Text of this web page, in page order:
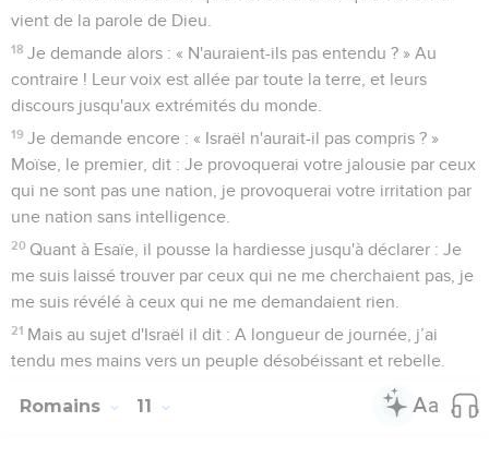
vient de la parole de Dieu.
18 Je demande alors : « N'auraient-ils pas entendu ? » Au
contraire ! Leur voix est allée par toute la terre, et leurs
discours jusqu'aux extrémités du monde.
19 Je demande encore : « Israël n'aurait-il pas compris ? »
Moïse, le premier, dit : Je provoquerai votre jalousie par ceux
qui ne sont pas une nation, je provoquerai votre irritation par
une nation sans intelligence.
20 Quant à Esaïe, il pousse la hardiesse jusqu'à déclarer : Je
me suis laissé trouver par ceux qui ne me cherchaient pas, je
me suis révélé à ceux qui ne me demandaient rien.
21 Mais au sujet d'Israël il dit : A longueur de journée, j’ai
tendu mes mains vers un peuple désobéissant et rebelle.
Romains 11